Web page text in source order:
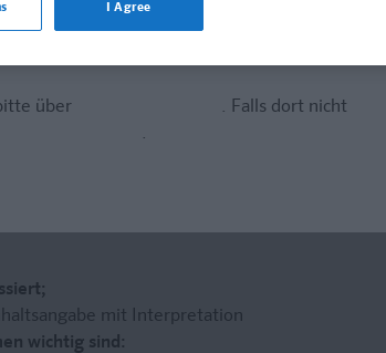
mit Interpretation
wichtig sind:
über
. Falls dort nicht
.
I Agree